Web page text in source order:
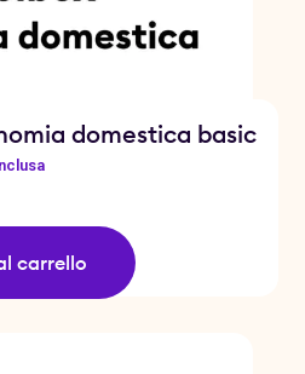
domestica basic
carrello